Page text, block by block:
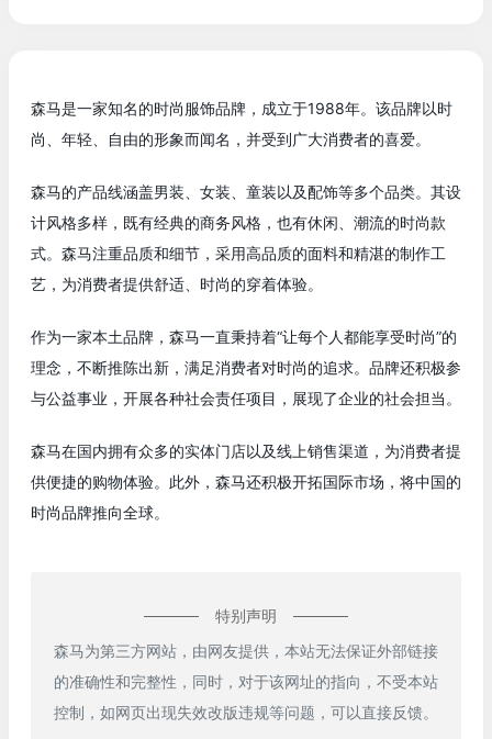
森马是一家知名的时尚服饰品牌，成立于1988年。该品牌以时
尚、年轻、自由的形象而闻名，并受到广大消费者的喜爱。
森马的产品线涵盖男装、女装、童装以及配饰等多个品类。其设
计风格多样，既有经典的商务风格，也有休闲、潮流的时尚款
式。森马注重品质和细节，采用高品质的面料和精湛的制作工
艺，为消费者提供舒适、时尚的穿着体验。
作为一家本土品牌，森马一直秉持着“让每个人都能享受时尚”的
理念，不断推陈出新，满足消费者对时尚的追求。品牌还积极参
与公益事业，开展各种社会责任项目，展现了企业的社会担当。
森马在国内拥有众多的实体门店以及线上销售渠道，为消费者提
供便捷的购物体验。此外，森马还积极开拓国际市场，将中国的
时尚品牌推向全球。
特别声明
森马为第三方网站，由网友提供，本站无法保证外部链接
的准确性和完整性，同时，对于该网址的指向，不受本站
控制，如网页出现失效改版违规等问题，可以直接反馈。